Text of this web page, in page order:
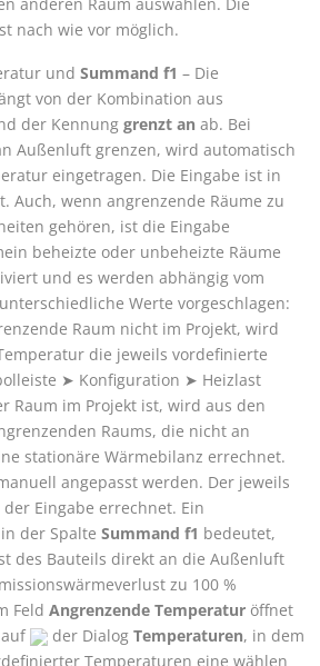
nach wie vor möglich.
und Summand f1 – Die
von der Kombination aus
der Kennung grenzt an ab. Bei
Außenluft grenzen, wird automatisch
eingetragen. Die Eingabe ist in
Auch, wenn angrenzende Räume zu
gehören, ist die Eingabe
beheizte oder unbeheizte Räume
und es werden abhängig vom
Werte vorgeschlagen:
Raum nicht im Projekt, wird
die jeweils vordefinierte
➤ Konfiguration ➤ Heizlast
Raum im Projekt ist, wird aus den
Raums, die nicht an
stationäre Wärmebilanz errechnet.
angepasst werden. Der jeweils
Eingabe errechnet. Ein
der Spalte Summand f1 bedeutet,
des Bauteils direkt an die Außenluft
zu 100 %
Feld Angrenzende Temperatur öffnet
der Dialog Temperaturen, in dem
Temperaturen eine wählen